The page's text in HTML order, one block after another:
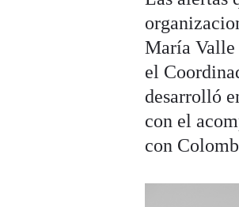
María Valle
el
desarrolló
con el
con